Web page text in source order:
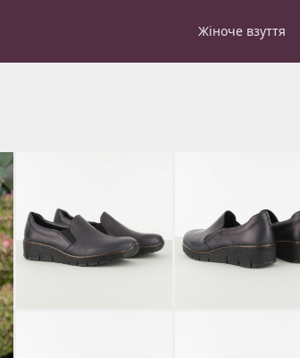
Жіноче взуття